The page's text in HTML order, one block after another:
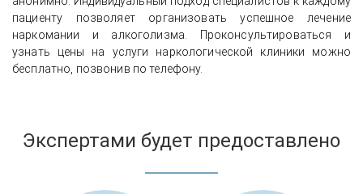
пациенту позволяет организовать успешное лечение
наркомании и алкоголизма. Проконсультироваться и
узнать цены на услуги наркологической клиники можно
бесплатно, позвонив по телефону.
Экспертами будет предоставлено